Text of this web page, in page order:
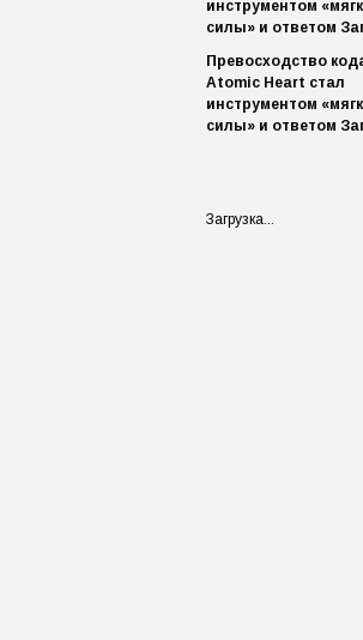
Превосходство
Atomic Heart стал
инструментом
силы» и ответом
Загрузка...